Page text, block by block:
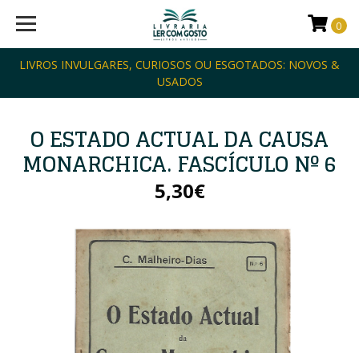
LIVROS INVULGARES, CURIOSOS OU ESGOTADOS: NOVOS &
USADOS
0
O ESTADO ACTUAL DA CAUSA
MONARCHICA. FASCÍCULO Nº 6
5,30€